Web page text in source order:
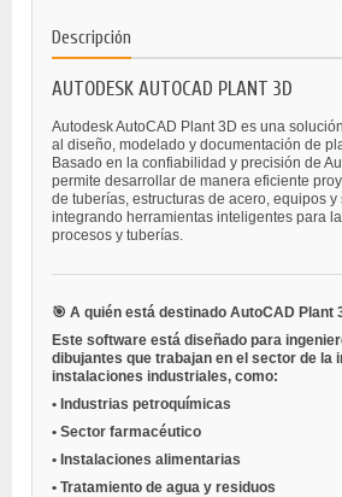
Descripción
AUTODESK AUTOCAD PLANT 3D
Autodesk AutoCAD Plant 3D es una
al diseño, modelado y documentación de
Basado en la confiabilidad y precisión de
permite desarrollar de manera eficiente
de tuberías, estructuras de acero, equipos
integrando herramientas inteligentes para
procesos y tuberías.
🎯 A quién está destinado AutoCAD Plant
Este software está diseñado para
dibujantes que trabajan en el sector de la
instalaciones industriales, como:
• Industrias petroquímicas
• Sector farmacéutico
• Instalaciones alimentarias
• Tratamiento de agua y residuos